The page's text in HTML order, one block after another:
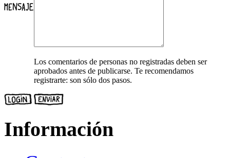
Los comentarios de personas no registradas deben ser
aprobados antes de publicarse. Te recomendamos
registrarte: son sólo dos pasos.
Información